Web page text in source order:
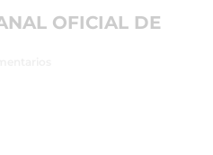
OFICIAL DE